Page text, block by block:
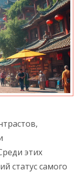
этих
статус самого